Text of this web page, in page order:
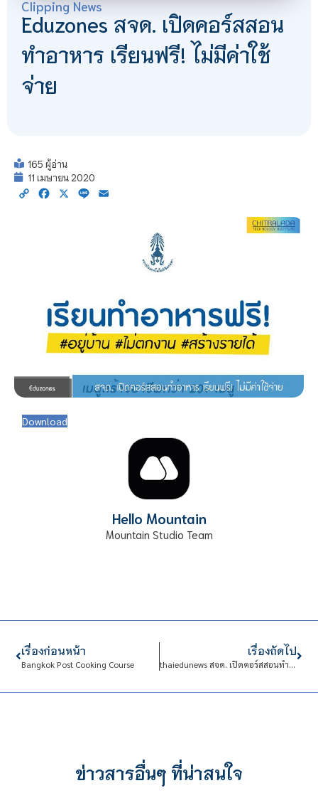
Clipping News
Eduzones สจด. เปิดคอร์สสอน
ทำอาหาร เรียนฟรี! ไม่มีค่าใช้
จ่าย
165 ผู้อ่าน
11 เมษายน 2020
Copy Facebook
X Line
Download
Hello Mountain
Mountain Studio Team
เรื่องก่อนหน้า
Bangkok Post Cooking Course
เรื่องถัดไป
thaiedunews สจด. เปิดคอร์สสอนทำอาหาร เรียนฟรี! ไม่มีค่าใช้จ่าย
ข่าวสารอื่นๆ ที่น่าสนใจ